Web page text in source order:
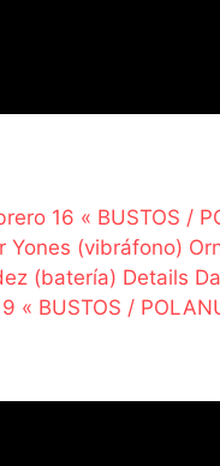
16 « BUSTOS /
Yones (vibráfono)
(batería) Details
« BUSTOS /